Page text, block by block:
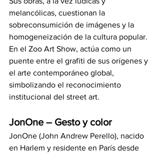
melancólicas, cuestionan la
sobreconsumición de imágenes y la
homogeneización de la cultura popular.
En el Zoo Art Show, actúa como un
puente entre el grafiti de sus orígenes y
el arte contemporáneo global,
simbolizando el reconocimiento
institucional del street art.
JonOne – Gesto y color
JonOne (John Andrew Perello), nacido
en Harlem y residente en París desde